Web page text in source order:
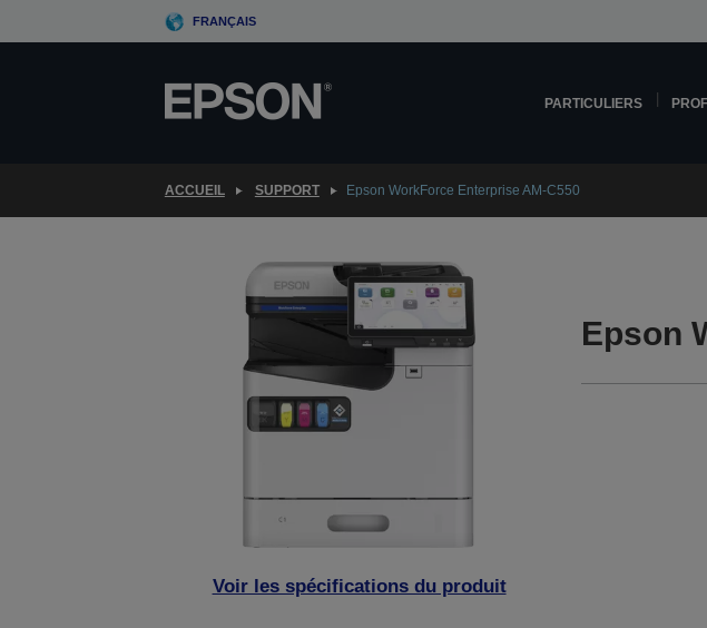
to
FRANÇAIS
PARTICULIERS
ACCUEIL SUPPORT Epson WorkForce Enterprise AM-C550
Voir les spécifications du produit
Epson